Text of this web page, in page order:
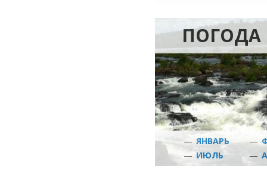
ПОГОДА
— ЯНВАРЬ —
— ИЮЛЬ —